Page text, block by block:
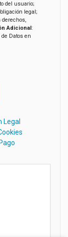
del usuario;
legal;
derechos,
Adicional :
Datos en
Legal